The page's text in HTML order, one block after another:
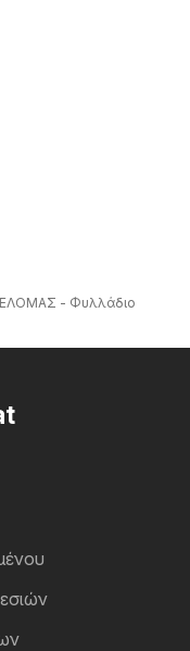
ΕΛΟΜΑΣ - Φυλλάδιο